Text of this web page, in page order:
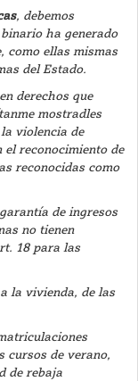
, debemos
ha generado
como ellas mismas
del Estado.
derechos que
mostradles
violencia de
el reconocimiento de
reconocidas como
de ingresos
no tienen
18 para las
la vivienda, de las
cursos de verano,
de rebaja